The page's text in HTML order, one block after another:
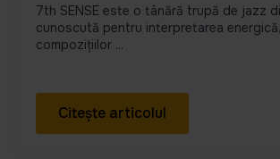
7th SENSE este o tânără trupă de jazz
cunoscută pentru interpretarea
compozițiilor ...
Citește articolul